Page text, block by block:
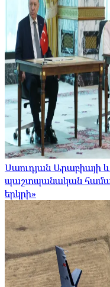
Սաուդյան Արաբիայի
պաշտպանական
երկրի»